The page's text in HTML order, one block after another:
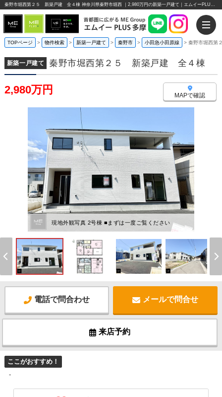
秦野市堀西第２５ 新築戸建 全４棟 神奈川県秦野市堀西 ｜2,980万円の新築一戸建て｜エムイーPLUS多摩
TOPページ > 物件検索 > 新築一戸建て > 秦野市 > 小田急小田原線 > 秦野市堀西
新築一戸建て 秦野市堀西第２５ 新築戸建 全４棟
2,980万円 MAPで確認
現地外観写真 2号棟 ■まずは一度ご覧ください
電話で問合わせ メールで問合せ
来店予約
ここがおすすめ！
-